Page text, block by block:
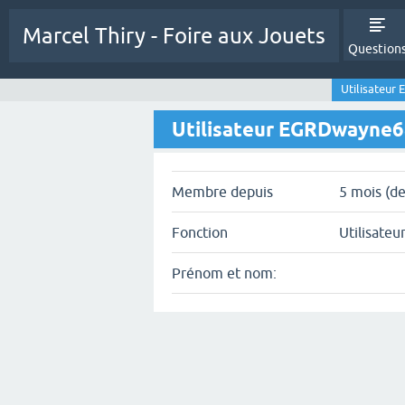
Marcel Thiry - Foire aux Jouets
Utilisateur
Utilisateur
Membre depuis 5 mois
Fonction
Prénom et nom: